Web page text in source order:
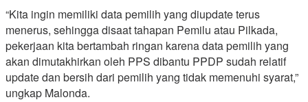
“Kita ingin memiliki data pemilih yang diupdate terus
menerus, sehingga disaat tahapan Pemilu atau Pilkada,
pekerjaan kita bertambah ringan karena data pemilih yang
akan dimutakhirkan oleh PPS dibantu PPDP sudah relatif
update dan bersih dari pemilih yang tidak memenuhi syarat,”
ungkap Malonda.